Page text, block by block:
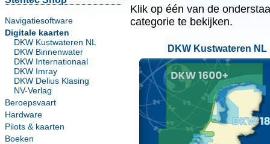
Navigatiesoftware
Digitale kaarten
DKW Kustwateren NL
DKW Binnenwater
DKW Internationaal
DKW Imray
DKW Delius Klasing
NV-Verlag
Beroepsvaart
Hardware
Pilots & kaarten
Boeken
Klik op één van de
categorie te bekijken.
DKW Kustwateren NL